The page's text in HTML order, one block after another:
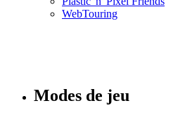
WebTouring
Modes de jeu